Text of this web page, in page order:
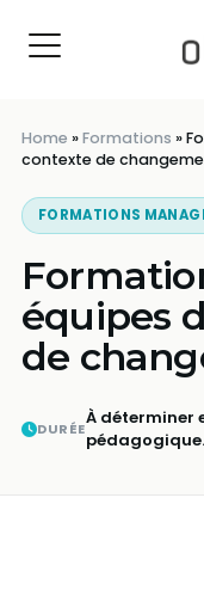
Home »Formations »
contexte de
FORMATIONS
équipes
de
DURÉEÀ déterminer
pédagogique.